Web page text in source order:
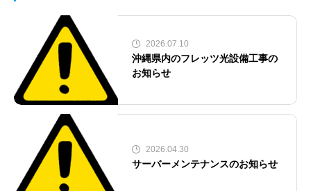
2026.07.10
沖縄県内のフレッツ光設備工事の
お知らせ
2026.04.30
サーバーメンテナンスのお知らせ